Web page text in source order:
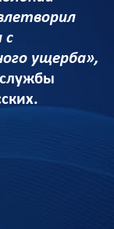
с
ущерба»,
службы